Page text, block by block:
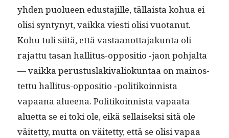
yhden puolueen edus­ta­jille, täl­laista kohua ei
olisi syn­tynyt, vaik­ka viesti olisi vuotanut.
Kohu tuli siitä, että vas­taan­ot­ta­jakun­ta oli
rajat­tu tasan hal­li­tus-oppo­si­tio ‑jaon poh­jal­ta
— vaik­ka perus­tus­laki­valiokun­taa on main­os­
tet­tu hal­li­tus-oppo­si­tio ‑poli­tikoin­nista
vapaana alueena. Poli­tikoin­nista vapaa­ta
aluet­ta se ei toki ole, eikä sel­l­aisek­si sitä ole
väitet­ty, mut­ta on väitet­ty, että se olisi vapaa